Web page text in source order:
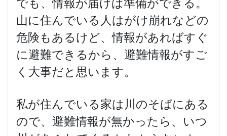
でも、情報が届けば準備ができる。
山に住んでいる人はがけ崩れなどの
危険もあるけど、情報があればすぐ
に避難できるから、避難情報がすご
く大事だと思います。
私が住んでいる家は川のそばにある
ので、避難情報が無かったら、いつ